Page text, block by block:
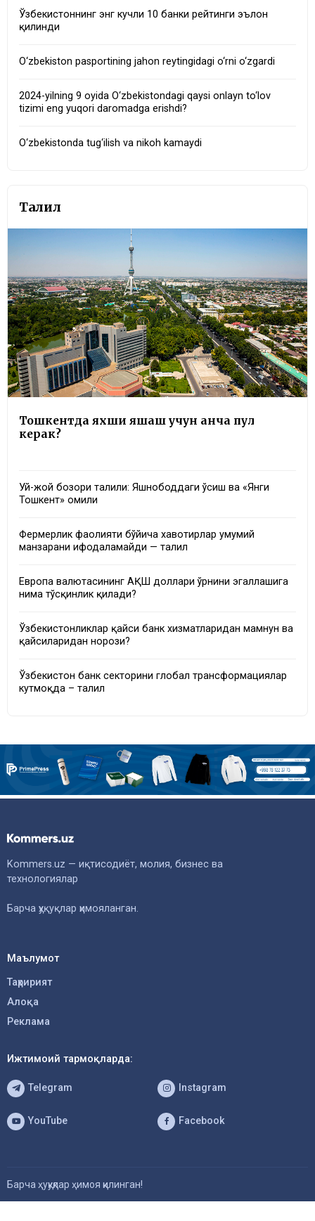
Ўзбекистоннинг энг кучли 10 банки рейтинги эълон
қилинди
O‘zbekiston pasportining jahon reytingidagi o‘rni o‘zgardi
2024-yilning 9 oyida O‘zbekistondagi qaysi onlayn to‘lov
tizimi eng yuqori daromadga erishdi?
O‘zbekistonda tug‘ilish va nikoh kamaydi
Таҳлил
Тошкентда яхши яшаш учун қанча пул
керак?
Уй-жой бозори таҳлили: Яшнободдаги ўсиш ва «Янги
Тошкент» омили
Фермерлик фаолияти бўйича хавотирлар умумий
манзарани ифодаламайди — таҳлил
Европа валютасининг АҚШ доллари ўрнини эгаллашига
нима тўсқинлик қилади?
Ўзбекистонликлар қайси банк хизматларидан мамнун ва
қайсиларидан норози?
Ўзбекистон банк секторини глобал трансформациялар
кутмоқда – таҳлил
Kommers.uz — иқтисодиёт, молия, бизнес ва
технологиялар
Барча ҳуқуқлар ҳимояланган.
Маълумот
Таҳририят
Алоқа
Реклама
Ижтимоий тармоқларда:
Telegram Instagram
YouTube Facebook
Барча ҳуқуқлар ҳимоя қилинган!